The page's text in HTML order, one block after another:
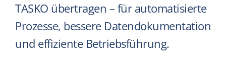
TASKO übertragen – für automatisierte
Prozesse, bessere Datendokumentation
und effiziente Betriebsführung.